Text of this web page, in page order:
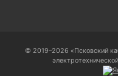
© 2019–2026 «Псковский